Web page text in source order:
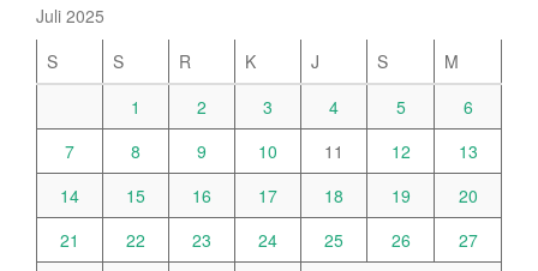
Juli 2025
S
S R K J S
M
1
2 3 4 5
6
7
8 9 10 11 12
13
14
15 16 17 18 19
20
21
22 23 24 25 26
27